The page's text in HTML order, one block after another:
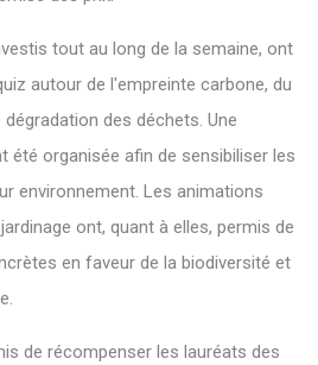
tout au long de la semaine, ont
autour de l'empreinte carbone, du
des déchets. Une
été organisée afin de sensibiliser les
environnement. Les animations
ont, quant à elles, permis de
en faveur de la biodiversité et
de récompenser les lauréats des